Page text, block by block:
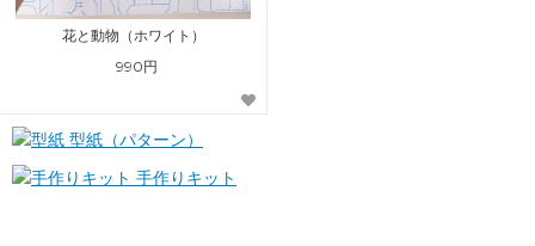
花と動物（ホワイト）
990円
型紙（パターン）
手作りキット